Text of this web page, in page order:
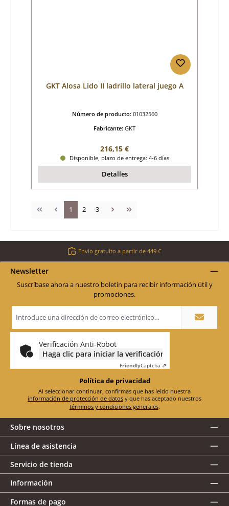
GKT Alosa Lido II ladrillo lateral juego A
Número de producto: 01032560
Fabricante: GKT
Precio normal:
216,15 €
Disponible, plazo de entrega: 4-6 días
Detalles
Página
1 Página
2 Página
3
Envío gratuito a partir de 449 €
Newsletter
Suscríbase ahora a nuestro boletín para recibir información útil y
promociones.
de
electrónico
Verificación Anti-Robot
Haga clic para iniciar la verificación
FriendlyCaptcha ⇗
Política de privacidad
información de protección de datos
términos y condiciones generales.
Sobre nosotros
Línea de asistencia
Servicio de tienda
Información
Formas de pago